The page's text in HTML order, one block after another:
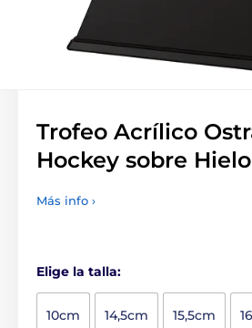
Trofeo Acrílico
Hockey sobre Hielo
Más info ›
Elige la talla:
10cm 14,5cm 15,5cm